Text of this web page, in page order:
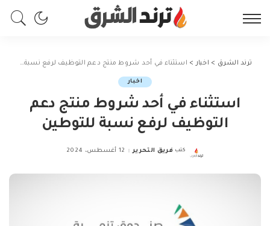
ترند الشرق > اخبار > استثناء في أحد شروط منتج دعم التوظيف لرفع نسبة للتوطين
اخبار
استثناء في أحد شروط منتج دعم
التوظيف لرفع نسبة للتوطين
Posted
كتب فريق التحرير 12 أغسطس، 2024